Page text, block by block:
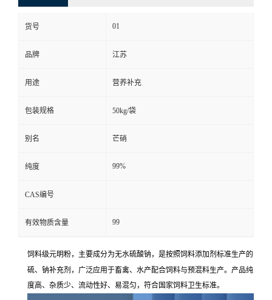
货号 01
品牌 江苏
用途 营养补充
包装规格 50kg/袋
别名 芒硝
纯度 99%
CAS编号
有效物质含量 99
饲料级元明粉，主要成分为无水硫酸钠 ，是按照饲料添加剂标准生产的
硫、钠补充剂 ，广泛应用于畜禽、水产配合饲料与预混料生产。产品纯
度高、杂质少、流动性好、易混匀，符合国家饲料卫生标准。